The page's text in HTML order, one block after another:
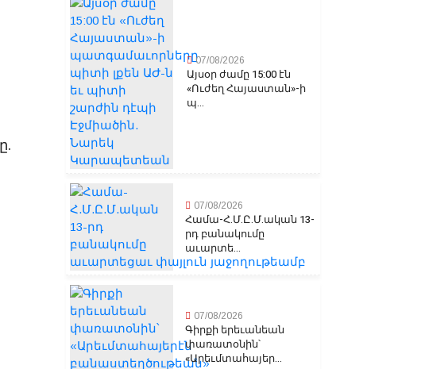
07/08/2026
Այսօր ժամը 15:00 էն
«Ուժեղ Հայաստան»-ի
պ...
07/08/2026
Համա-Հ.Մ.Ը.Մ.ական 13-
րդ բանակումը
աւարտե...
07/08/2026
Գիրքի երեւանեան
փառատօնին՝
«Արեւմտահայեր...